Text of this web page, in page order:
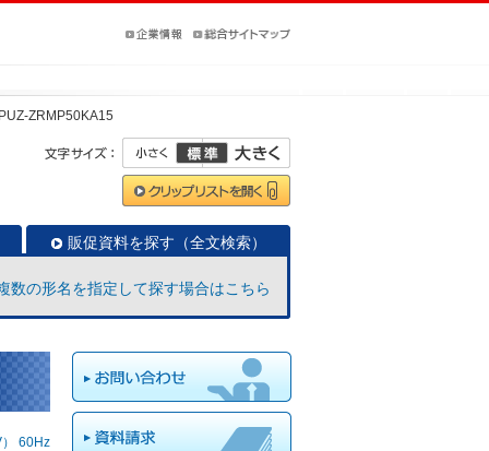
ZRMP50KA15
販促資料を探す（全文検索）
数の形名を指定して探す場合はこちら
60Hz